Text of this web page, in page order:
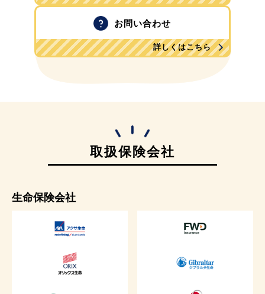
お問い合わせ
詳しくはこちら
取扱保険会社
生命保険会社